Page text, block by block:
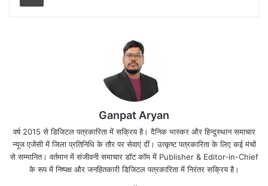
Ganpat Aryan
वर्ष 2015 से डिजिटल पत्रकारिता में सक्रिय है। दैनिक भास्कर और हिन्दुस्थान समाचार
न्यूज एजेंसी में जिला प्रतिनिधि के तौर पर सेवाएं दीं। उत्कृष्ट पत्रकारिता के लिए कई मंचों
से सम्मानित। वर्तमान में संजीवनी समाचार डॉट कॉम में Publisher & Editor-in-Chief
के रूप में निष्पक्ष और जनहितकारी डिजिटल पत्रकारिता में निरंतर सक्रिय है।